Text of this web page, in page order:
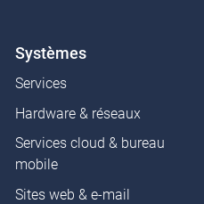
Systèmes
Services
Hardware & réseaux
Services cloud & bureau
mobile
Sites web & e-mail